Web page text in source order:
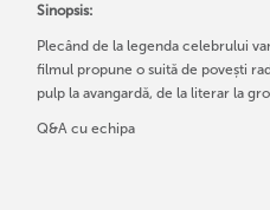
Sinopsis:
Plecând de la legenda celebrului
filmul propune o suită de povești
pulp la avangardă, de la literar la
Q&A cu echipa